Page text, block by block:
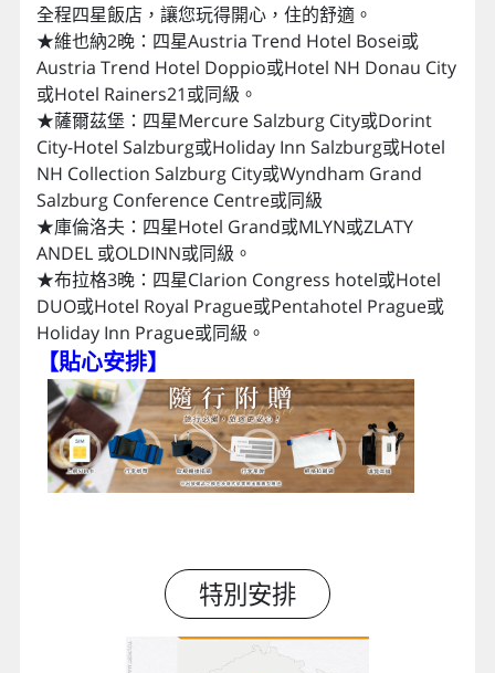
全程四星飯店，讓您玩得開心，住的舒適。
★維也納2晚：四星Austria Trend Hotel Bosei或
Austria Trend Hotel Doppio或Hotel NH Donau City
或Hotel Rainers21或同級。
★薩爾茲堡：四星Mercure Salzburg City或Dorint
City-Hotel Salzburg或Holiday Inn Salzburg或Hotel
NH Collection Salzburg City或Wyndham Grand
Salzburg Conference Centre或同級
★庫倫洛夫：四星Hotel Grand或MLYN或ZLATY
ANDEL 或OLDINN或同級。
★布拉格3晚：四星Clarion Congress hotel或Hotel
DUO或Hotel Royal Prague或Pentahotel Prague或
Holiday Inn Prague或同級。
【貼心安排】
特別安排